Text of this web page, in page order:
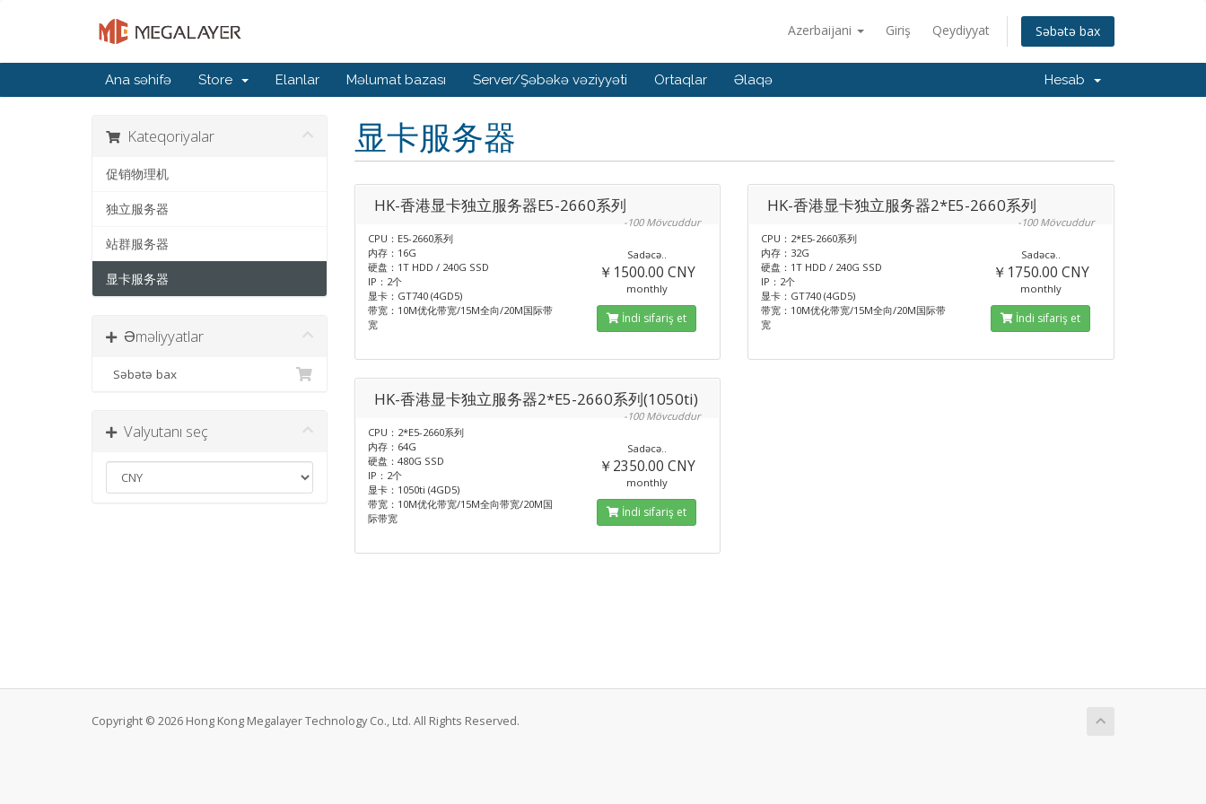
Azerbaijani Giriş Qeydiyyat Səbətə bax
Ana səhifə Store Elanlar Məlumat bazası Server/Şəbəkə vəziyyəti Ortaqlar Əlaqə Hesab
显卡服务器
Kateqoriyalar
促销物理机
独立服务器
站群服务器
显卡服务器
Əməliyyatlar
Səbətə bax
Valyutanı seç
HK-香港显卡独立服务器E5-2660系列
-100 Mövcuddur
CPU：E5-2660系列
内存：16G
硬盘：1T HDD / 240G SSD
IP：2个
显卡：GT740 (4GD5)
带宽：10M优化带宽/15M全向/20M国际带
宽
Sadəcə..
￥1500.00 CNY
monthly
İndi sifariş et
HK-香港显卡独立服务器2*E5-2660系列
-100 Mövcuddur
CPU：2*E5-2660系列
内存：32G
硬盘：1T HDD / 240G SSD
IP：2个
显卡：GT740 (4GD5)
带宽：10M优化带宽/15M全向/20M国际带
宽
Sadəcə..
￥1750.00 CNY
monthly
İndi sifariş et
HK-香港显卡独立服务器2*E5-2660系列(1050ti)
-100 Mövcuddur
CPU：2*E5-2660系列
内存：64G
硬盘：480G SSD
IP：2个
显卡：1050ti (4GD5)
带宽：10M优化带宽/15M全向带宽/20M国
际带宽
Sadəcə..
￥2350.00 CNY
monthly
İndi sifariş et
Copyright © 2026 Hong Kong Megalayer Technology Co., Ltd. All Rights Reserved.